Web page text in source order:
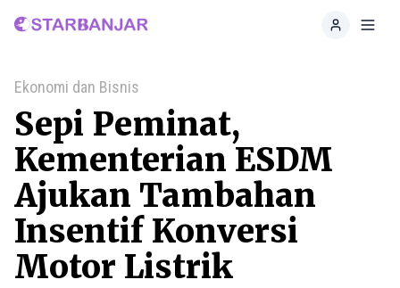
Home
Ekonomi dan Bisnis
Sepi Peminat,
Kementerian ESDM
Ajukan Tambahan
Insentif Konversi
Motor Listrik